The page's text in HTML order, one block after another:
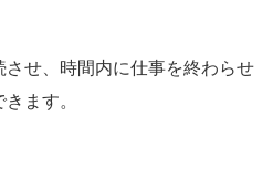
せ、時間内に仕事を終わらせ
ます。